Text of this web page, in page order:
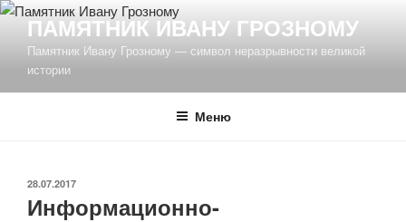
Перейти
содержимому
ПАМЯТНИК ИВАНУ ГРОЗНОМУ
Памятник Ивану Грозному — символ неразрывности великой
истории
Меню
ОПУБЛИКОВАНО
28.07.2017
Информационно-